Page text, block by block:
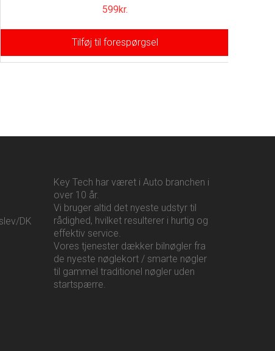
599kr.
Tilføj til forespørgsel
DK
Key Tech har været i Auto branchen i
over 10 år.
Vi bruger altid det nyeste udstyr til
rådighed, hvilket resulterer i hurtig og
effektiv service.
Vores tjenester dækker bilnøgler fra
de nyeste nøglekort / smarte nøgler
til gammel traditionel nøgler uden
startspærre.